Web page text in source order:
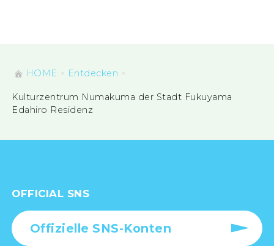
HOME Entdecken
Kulturzentrum Numakuma der Stadt Fukuyama
Edahiro Residenz
OFFICIAL SNS
Offizielle SNS-Konten